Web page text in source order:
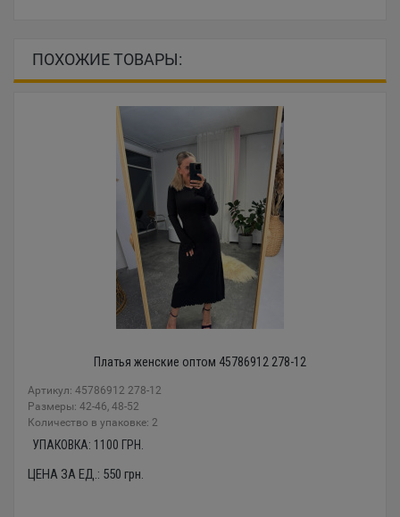
ПОХОЖИЕ ТОВАРЫ:
Платья женские оптом 45786912 278-12
Артикул: 45786912 278-12
Размеры: 42-46, 48-52
Количество в упаковке: 2
УПАКОВКА: 1100 ГРН.
ЦЕНА ЗА ЕД.: 550 грн.